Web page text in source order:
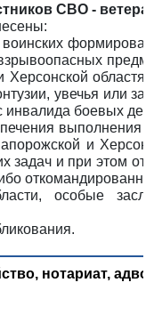
СВО -
увечья или
инвалида боевых
выполнения
и
задач и при этом
особые
нотариат,